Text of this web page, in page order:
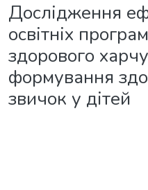
Дослідження
освітніх
здорового
формування
звичок у дітей